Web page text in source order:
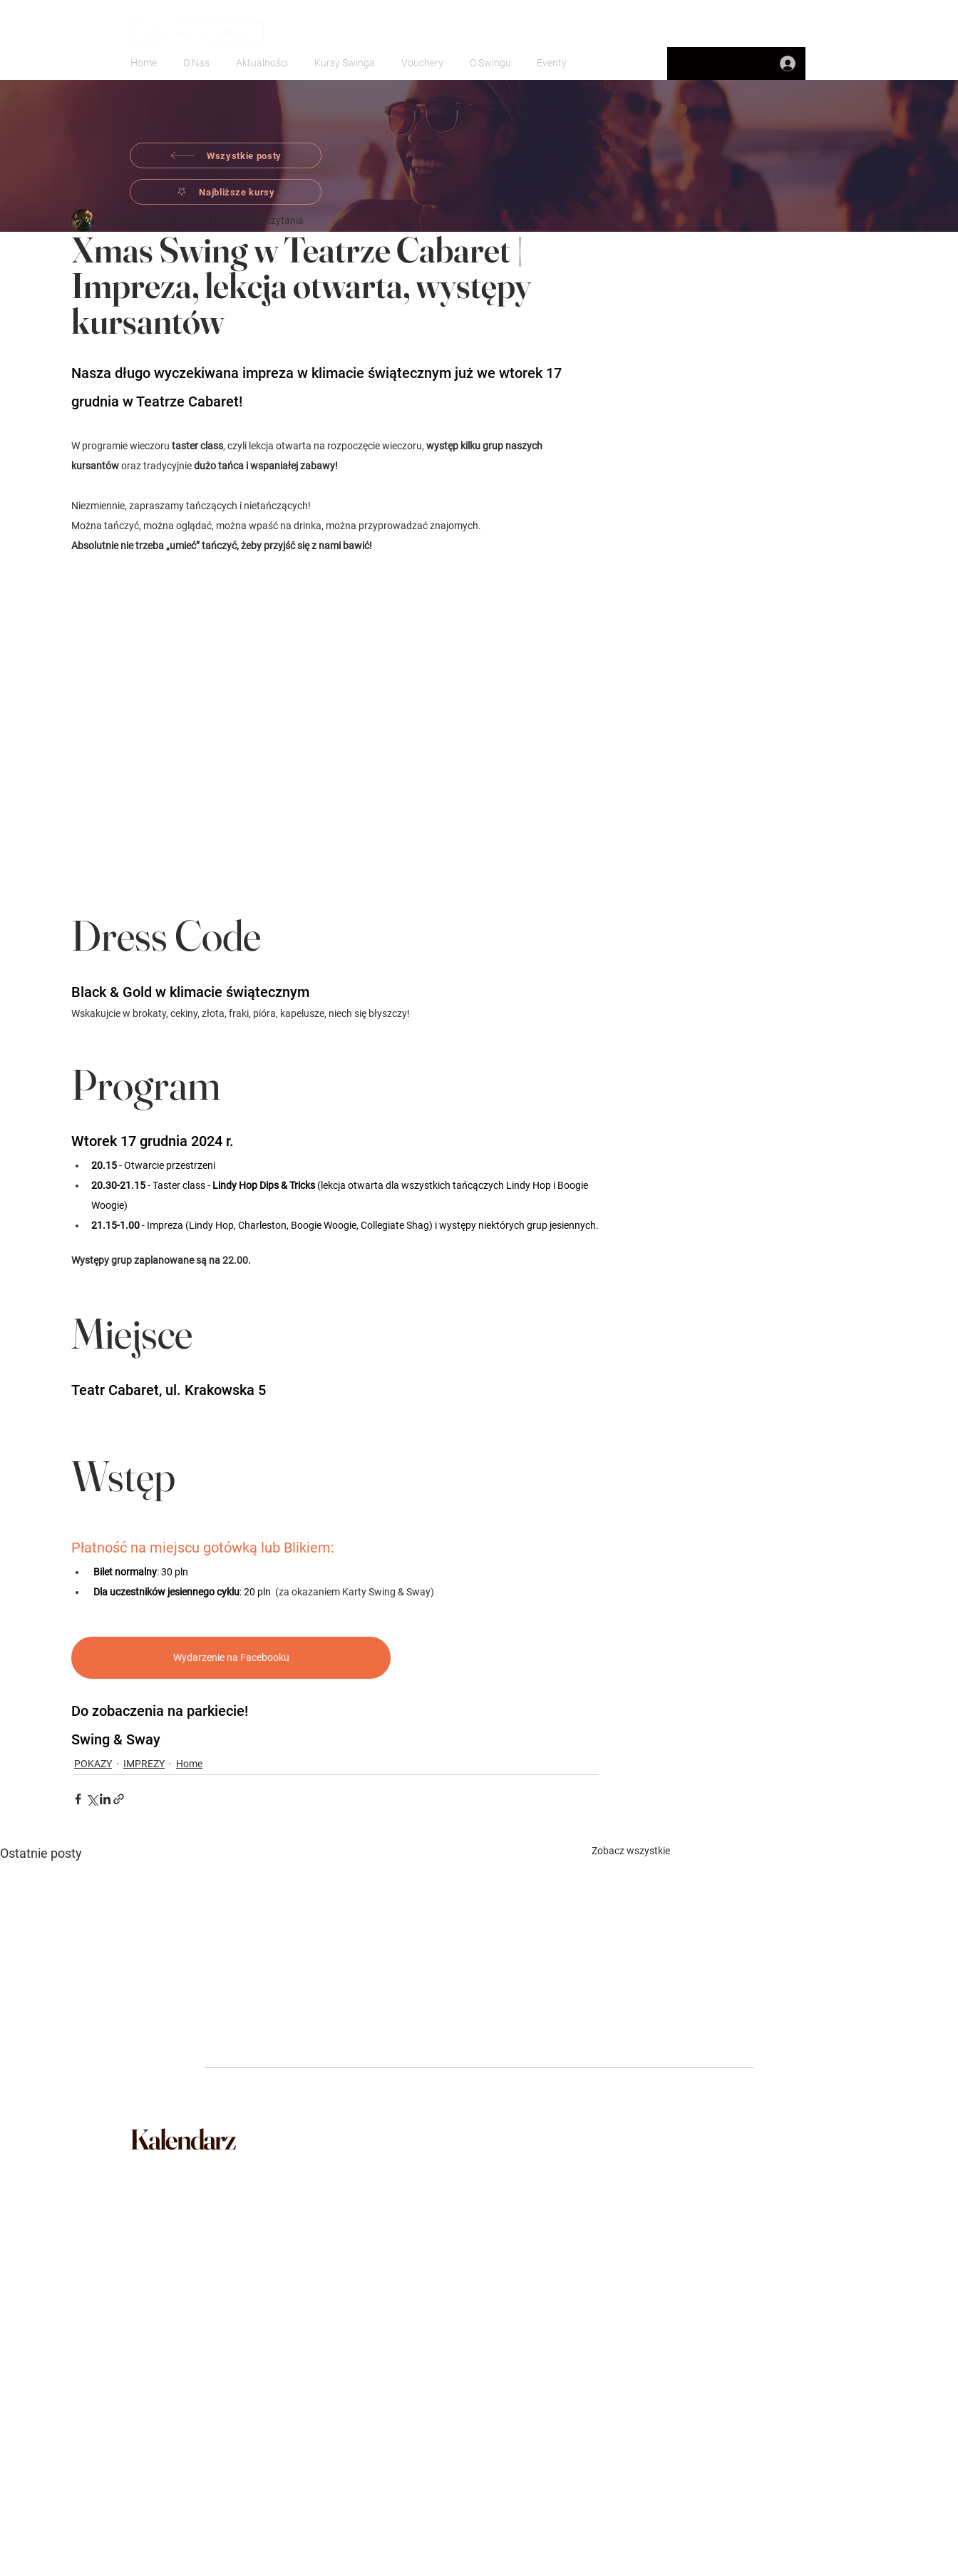
Home O Nas Aktualności Kursy Swinga Vouchery O Swingu Eventy
Wszystkie posty
Najbliższe kursy
Xmas Swing w Teatrze Cabaret |
Impreza, lekcja otwarta, występy
kursantów
1 minut(y) czytania
Nasza długo wyczekiwana impreza w klimacie świątecznym już we wtorek 17
grudnia w Teatrze Cabaret!
W programie wieczoru taster class, czyli lekcja otwarta na rozpoczęcie wieczoru, występ kilku grup naszych
kursantów oraz tradycyjnie dużo tańca i wspaniałej zabawy!
Niezmiennie, zapraszamy tańczących i nietańczących!
Można tańczyć, można oglądać, można wpaść na drinka, można przyprowadzać znajomych.
Absolutnie nie trzeba „umieć” tańczyć, żeby przyjść się z nami bawić!
Dress Code
Black & Gold w klimacie świątecznym
Wskakujcie w brokaty, cekiny, złota, fraki, pióra, kapelusze, niech się błyszczy!
Program
Wtorek 17 grudnia 2024 r.
20.15 - Otwarcie przestrzeni
20.30-21.15 - Taster class - Lindy Hop Dips & Tricks (lekcja otwarta dla wszystkich tańcączych Lindy Hop i Boogie
Woogie)
21.15-1.00 - Impreza (Lindy Hop, Charleston, Boogie Woogie, Collegiate Shag) i występy niektórych grup jesiennych.
Występy grup zaplanowane są na 22.00.
Miejsce
Teatr Cabaret, ul. Krakowska 5
Wstęp
Płatność na miejscu gotówką lub Blikiem:
Bilet normalny: 30 pln
Dla uczestników jesiennego cyklu: 20 pln (za okazaniem Karty Swing & Sway)
Wydarzenie na Facebooku
Do zobaczenia na parkiecie!
Swing & Sway
POKAZY IMPREZY Home
Ostatnie posty Zobacz wszystkie
Kalendarz